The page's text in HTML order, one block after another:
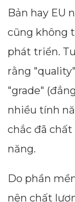
Bản hay EU
cũng không
phát triển.
rằng
"grade"
nhiều tính
chắc đã
năng.
Do phần
nên chất